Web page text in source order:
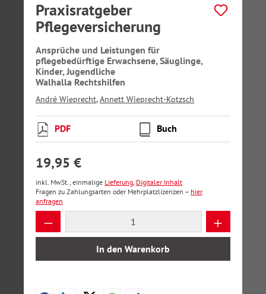
Praxisratgeber
Pflegeversicherung
Ansprüche und Leistungen für
pflegebedürftige Erwachsene, Säuglinge,
Kinder, Jugendliche
Walhalla Rechtshilfen
André Wieprecht,Annett Wieprecht-Kotzsch
PDF Buch
19,95 €
inkl. MwSt., einmalige Lieferung, Digitaler Inhalt
Fragen zu Zahlungsarten oder Mehrplatzlizenzen – hier
anfragen
Produkt Anzahl: Gib den gewünschten
In den Warenkorb